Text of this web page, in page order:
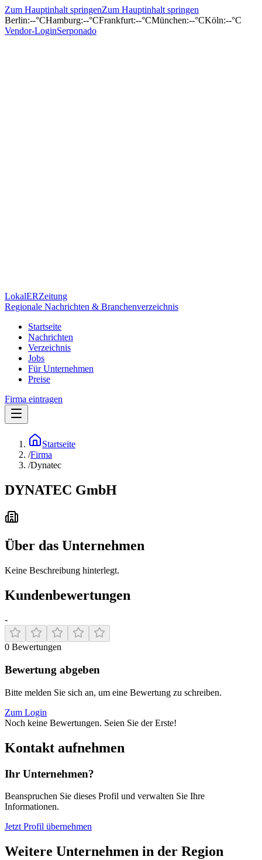
Zum Hauptinhalt springenZum Hauptinhalt springen
Berlin:--°CHamburg:--°CFrankfurt:--°CMünchen:--°CKöln:--°C
Vendor-LoginSerponado
LokalERZeitung
Regionale Nachrichten & Branchenverzeichnis
Startseite
Nachrichten
Verzeichnis
Jobs
Für Unternehmen
Preise
Firma eintragen
Startseite
/Firma
/Dynatec
DYNATEC GmbH
Über das Unternehmen
Keine Beschreibung hinterlegt.
Kundenbewertungen
-
0 Bewertungen
Bewertung abgeben
Bitte melden Sie sich an, um eine Bewertung zu schreiben.
Zum Login
Noch keine Bewertungen. Seien Sie der Erste!
Kontakt aufnehmen
Ihr Unternehmen?
Beanspruchen Sie dieses Profil und verwalten Sie Ihre
Informationen.
Jetzt Profil übernehmen
Weitere Unternehmen in der Region